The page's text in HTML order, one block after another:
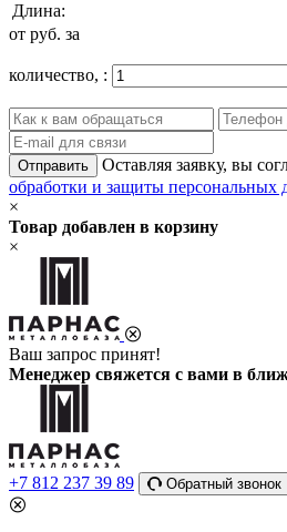
Длина:
от руб. за
количество, :
Отправить Оставляя заявку, вы
обработки и защиты персональных
×
Товар добавлен в корзину
×
Ваш запрос принят!
Менеджер свяжется с вами в
+7 812 237 39 89 Обратный звонок